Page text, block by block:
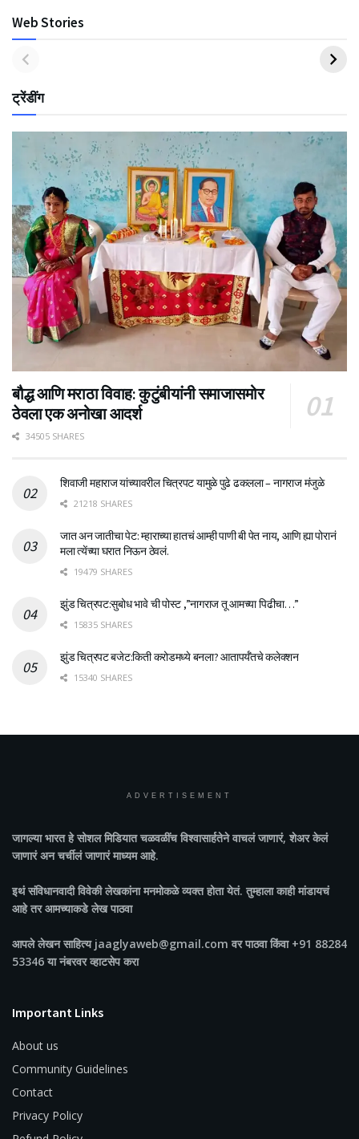
Web Stories
ट्रेंडींग
बौद्ध आणि मराठा विवाह: कुटुंबीयांनी समाजासमोर
ठेवला एक अनोखा आदर्श
34505 SHARES
शिवाजी महाराज यांच्यावरील चित्रपट यामुळे पुढे ढकलला – नागराज मंजुळे
21218 SHARES
जात अन जातीचा पेट: म्हाराच्या हातचं आम्ही पाणी बी पेत नाय, आणि ह्या पोरानं
मला त्येंच्या घरात निऊन ठेवलं.
19479 SHARES
झुंड चित्रपट:सुबोध भावे ची पोस्ट ,”नागराज तू आमच्या पिढीचा…”
15835 SHARES
झुंड चित्रपट बजेट:किती करोडमध्ये बनला? आतापर्यँतचे कलेक्शन
15340 SHARES
ADVERTISEMENT
जागल्या भारतहे सोशल मिडियात चळवळींच विश्वासार्हतेने वाचलं जाणारं, शेअर केलं
जाणारं अन चर्चीलं जाणारं माध्यम आहे.
इथं संविधानवादी विवेकी लेखकांना मनमोकळे व्यक्त होता येतं. तुम्हाला काही मांडायचं
आहे तर आमच्याकडे लेख पाठवा
आपले लेखन साहित्य jaaglyaweb@gmail.com वर पाठवा किंवा +91 88284
53346 या नंबरवर व्हाटसेप करा
Important Links
About us
Community Guidelines
Contact
Privacy Policy